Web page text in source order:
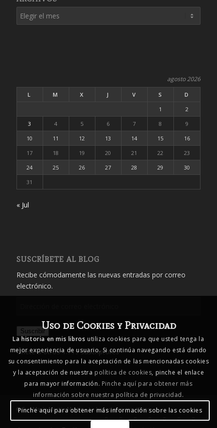
agosto 2026
L M X J V S
D
1
2
3
4 5 6 7 8
9
10
11 12 13 14 15
16
17
18 19 20 21 22
23
24
25 26 27 28 29
30
31
« Jul
SUSCRÍBETE AL BLOG
Recibe cómodamente las nuevas entradas por correo
electrónico.
electrónico
Suscribir
Únete a otros 1.719 suscriptores
© Eva María Martín Martín - La historia en mis libros
Uso de Cookies y Privacidad
La historia en mis libros utiliza cookies para que usted tenga la
mejor experiencia de usuario. Si continúa navegando está dando
su consentimiento para la aceptación de las mencionadas cookies
y la aceptación de nuestra política de cookies, pinche el enlace
para mayor información. Pinche aquí para obtener más
información sobre nuestra política de privacidad.
Pinche aquí para obtener más información sobre las cookies